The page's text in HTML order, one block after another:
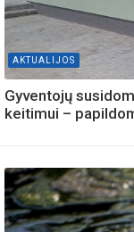
AKTUALIJOS
Gyventojų
keitimui –